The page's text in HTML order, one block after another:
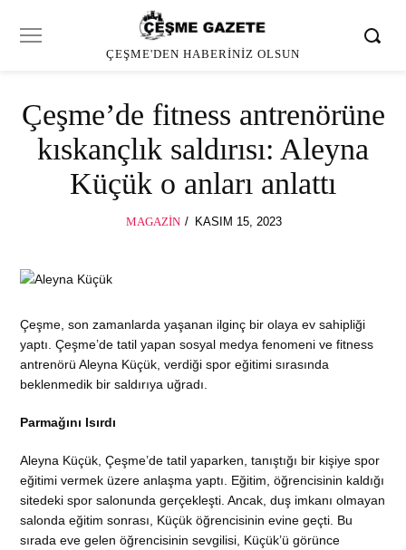
ÇEŞME'DEN HABERINIZ OLSUN
Çeşme’de fitness antrenörüne
kıskançlık saldırısı: Aleyna
Küçük o anları anlattı
MAGAZIN
POSTED
KASIM 15, 2023
Çeşme, son zamanlarda yaşanan ilginç bir olaya ev sahipliği
yaptı. Çeşme’de tatil yapan sosyal medya fenomeni ve fitness
antrenörü Aleyna Küçük, verdiği spor eğitimi sırasında
beklenmedik bir saldırıya uğradı.
Parmağını Isırdı
Aleyna Küçük, Çeşme’de tatil yaparken, tanıştığı bir kişiye spor
eğitimi vermek üzere anlaşma yaptı. Eğitim, öğrencisinin kaldığı
sitedeki spor salonunda gerçekleşti. Ancak, duş imkanı olmayan
salonda eğitim sonrası, Küçük öğrencisinin evine geçti. Bu
sırada eve gelen öğrencisinin sevgilisi, Küçük’ü görünce